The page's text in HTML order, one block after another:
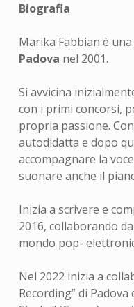
Biografia
Marika Fabbian è
Padova nel 2001.
Si avvicina
con i primi concorsi,
propria passione.
autodidatta e dopo
accompagnare la
suonare anche il
Inizia a scrivere e
2016, collaborando
mondo pop-
Nel 2022 inizia a
Recording” di